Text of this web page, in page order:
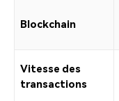
Blockchain
Vitesse des
transactions